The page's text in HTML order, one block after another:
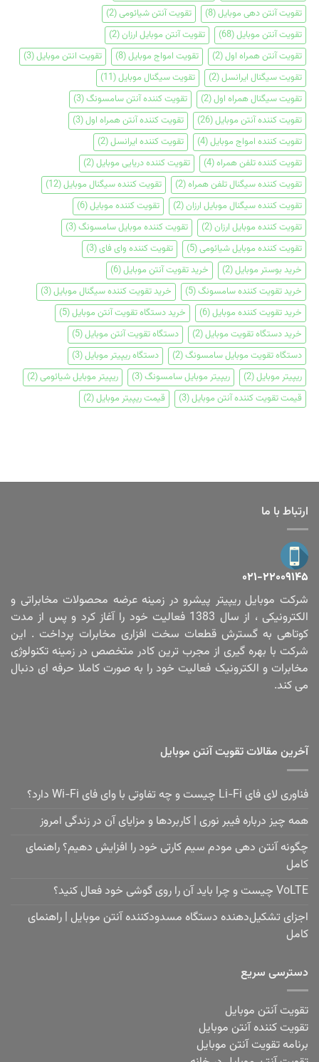
تقویت آنتن دهی موبایل(8) تقویت آنتن شیائومی(2)
تقویت آنتن موبایل(68) تقویت آنتن موبایل ارزان(2)
تقویت آنتن همراه اول(2) تقویت امواج موبایل(8) تقویت انتن موبایل(3)
تقویت سیگنال ایرانسل(2) تقویت سیگنال موبایل(11)
تقویت سیگنال همراه اول(2) تقویت کننده آنتن سامسونگ(3)
تقویت کننده آنتن موبایل(26) تقویت کننده آنتن همراه اول(3)
تقویت کننده امواج موبایل(4) تقویت کننده ایرانسل(2)
تقویت کننده تلفن همراه(4) تقویت کننده دریایی موبایل(2)
تقویت کننده سیگنال تلفن همراه(2) تقویت کننده سیگنال موبایل(12)
تقویت کننده سیگنال موبایل ارزان(2) تقویت کننده موبایل(6)
تقویت کننده موبایل ارزان(2) تقویت کننده موبایل سامسونگ(3)
تقویت کننده موبایل شیائومی(5) تقویت کننده وای فای(3)
خرید بوستر موبایل(2) خرید تقویت آنتن موبایل(6)
خرید تقویت کننده سامسونگ(5) خرید تقویت کننده سیگنال موبایل(3)
خرید تقویت کننده موبایل(6) خرید دستگاه تقویت آنتن موبایل(5)
خرید دستگاه تقویت موبایل(2) دستگاه تقویت آنتن موبایل(5)
دستگاه تقویت موبایل سامسونگ(2) دستگاه ریپیتر موبایل(3)
ریپیتر موبایل(2) ریپیتر موبایل سامسونگ(3) ریپیتر موبایل شیائومی(2)
قیمت تقویت کننده آنتن موبایل(3) قیمت ریپیتر موبایل(2)
ارتباط با ما
۰۲۱-۲۲۰۰۹۱۴۵
شرکت موبایل ریپیتر پیشرو در زمینه عرضه محصولات مخابراتی و
الکترونیکی ، از سال 1383 فعالیت خود را آغاز کرد و پس از مدت
کوتاهی به گسترش قطعات سخت افزاری مخابرات پرداخت . این
شرکت با بهره گیری از مجرب ترین کادر متخصص در زمینه تکنولوژی
مخابرات و الکترونیک فعالیت خود را به صورت کاملا حرفه ای دنبال
می کند.
آخرین مقالات تقویت آنتن موبایل
فناوری لای فای Li-Fi چیست و چه تفاوتی با وای فای Wi-Fi دارد؟
همه چیز درباره فیبر نوری | کاربردها و مزایای آن در زندگی امروز
چگونه آنتن دهی مودم سیم کارتی خود را افزایش دهیم؟ راهنمای
کامل
VoLTE چیست و چرا باید آن را روی گوشی خود فعال کنید؟
اجزای تشکیل‌دهنده دستگاه مسدودکننده آنتن موبایل | راهنمای
کامل
دسترسی سریع
تقویت آنتن موبایل
تقویت کننده آنتن موبایل
برنامه تقویت آنتن موبایل